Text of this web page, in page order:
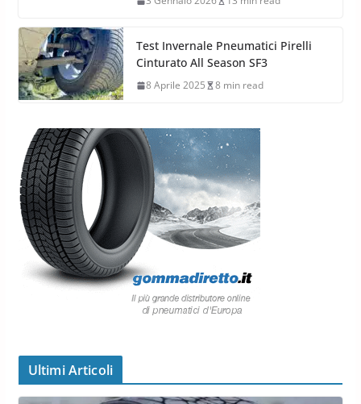
Test Invernale Pneumatici Pirelli
Cinturato All Season SF3
8 Aprile 2025 8 min read
Ultimi Articoli